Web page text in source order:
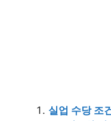
실업 수당 조